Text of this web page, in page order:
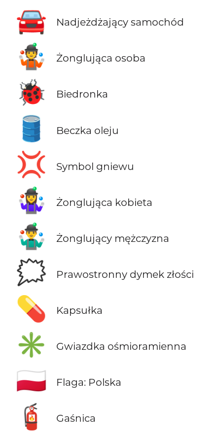
🚘 Nadjeżdżający samochód
🤹 Żonglująca osoba
🐞 Biedronka
🛢️ Beczka oleju
💢 Symbol gniewu
🤹‍♀️ Żonglująca kobieta
🤹‍♂️ Żonglujący mężczyzna
🗯️ Prawostronny dymek złości
💊 Kapsułka
✳️ Gwiazdka ośmioramienna
🇵🇱 Flaga: Polska
🧯 Gaśnica